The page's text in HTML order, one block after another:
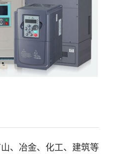
、冶金、化工、建筑等